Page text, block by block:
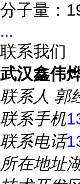
分子量：
...
联系我们
武汉鑫伟
联系人 郭
联系手机
联系电话
所在地址